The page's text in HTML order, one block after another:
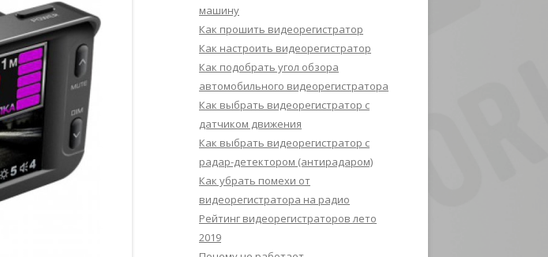
машину
Как прошить видеорегистратор
Как настроить видеорегистратор
Как подобрать угол обзора
автомобильного видеорегистратора
Как выбрать видеорегистратор с
датчиком движения
Как выбрать видеорегистратор с
радар-детектором (антирадаром)
Как убрать помехи от
видеорегистратора на радио
Рейтинг видеорегистраторов лето
2019